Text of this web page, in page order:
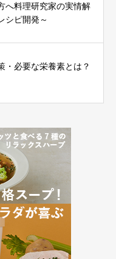
へ料理研究家の実情解
シピ開発～
・必要な栄養素とは？